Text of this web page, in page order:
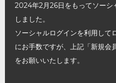
2024年2月26日をもってソーシ
しました。
ソーシャルログインを利用して
にお手数ですが、上記「新規会
をお願いいたします。